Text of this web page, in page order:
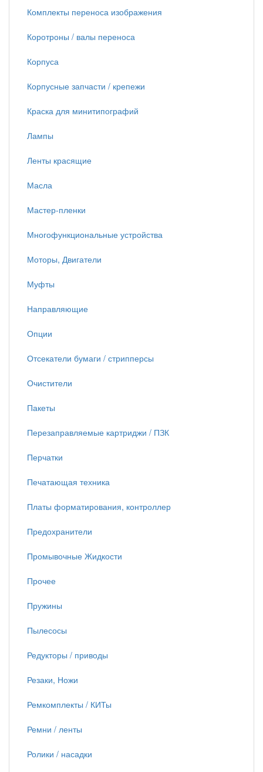
Комплекты переноса изображения
Коротроны / валы переноса
Корпуса
Корпусные запчасти / крепежи
Краска для минитипографий
Лампы
Ленты красящие
Масла
Мастер-пленки
Многофункциональные устройства
Моторы, Двигатели
Муфты
Направляющие
Опции
Отсекатели бумаги / стрипперсы
Очистители
Пакеты
Перезаправляемые картриджи / ПЗК
Перчатки
Печатающая техника
Платы форматирования, контроллер
Предохранители
Промывочные Жидкости
Прочее
Пружины
Пылесосы
Редукторы / приводы
Резаки, Ножи
Ремкомплекты / КИТы
Ремни / ленты
Ролики / насадки